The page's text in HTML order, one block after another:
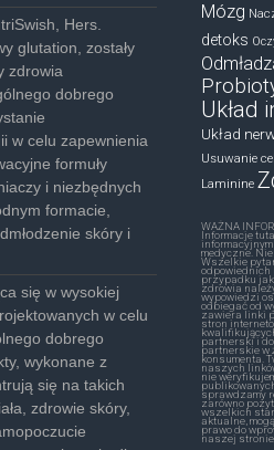
Hers.
glutation, zostały
zdrowia
dobrego
w celu zapewnienia
formuły
i niezbędnych
formacie,
skóry i
się w wysokiej
w celu
dobrego
wykonane z
się na takich
zdrowie skóry,
Mózg
detoks
Układ
Układ
Usuwanie
Laminine
WAŻNA
Informacje
medyczne.
Wszelkie
odpowiednich
przypadku
zdrowia
wypowiedzi
odbiegać od
zawiera linki
stron
partnerski i
partnerskie w
konsumenta.
naszych
nie
sprawdzamy
zarówno
wszelkich
aktualne,
prawo do
naszej stronie